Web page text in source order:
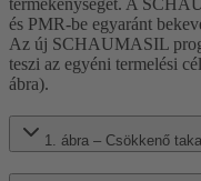
termékenységet. A
és PMR-be egyaránt
Az új SCHAUMASIL
teszi az egyéni termelési
ábra).
1. ábra – Csökkenő